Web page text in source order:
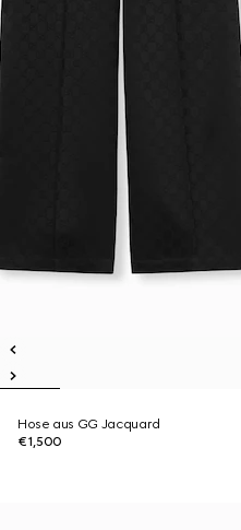
Hose aus GG Jacquard
€1,500